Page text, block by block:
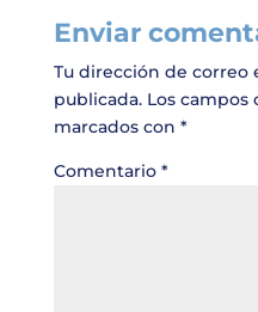
Enviar
Tu dirección de correo
publicada. Los campos
marcados con *
Comentario *